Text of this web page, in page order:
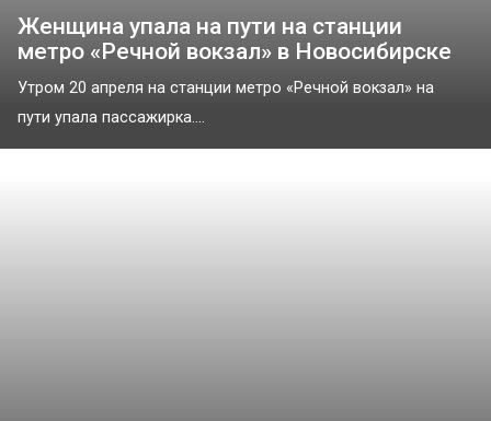
Женщина упала на пути на станции
метро «Речной вокзал» в Новосибирске
Утром 20 апреля на станции метро «Речной вокзал» на
пути упала пассажирка....